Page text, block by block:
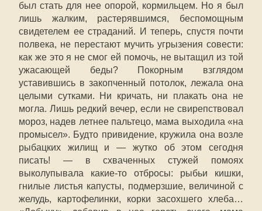
был стать для нее опорой, кормильцем. Но я был
лишь жалким, растерявшимся, беспомощным
свидетелем ее страданий. И теперь, спустя почти
полвека, не перестают мучить угрызения совести:
как же это я не смог ей помочь, не вытащил из той
ужасающей беды? Покорным взглядом
уставившись в закопченный потолок, лежала она
целыми сутками. Ни кричать, ни плакать она не
могла. Лишь редкий вечер, если не свирепствовал
мороз, надев летнее пальтецо, мама выходила «на
промысел». Будто привидение, кружила она возле
рыбацких жилищ и — жутко об этом сегодня
писать! — в схваченных стужей помоях
выколупывала какие-то отбросы: рыбьи кишки,
гнилые листья капусты, подмерзшие, величиной с
желудь, картофелинки, корки засохшего хлеба…